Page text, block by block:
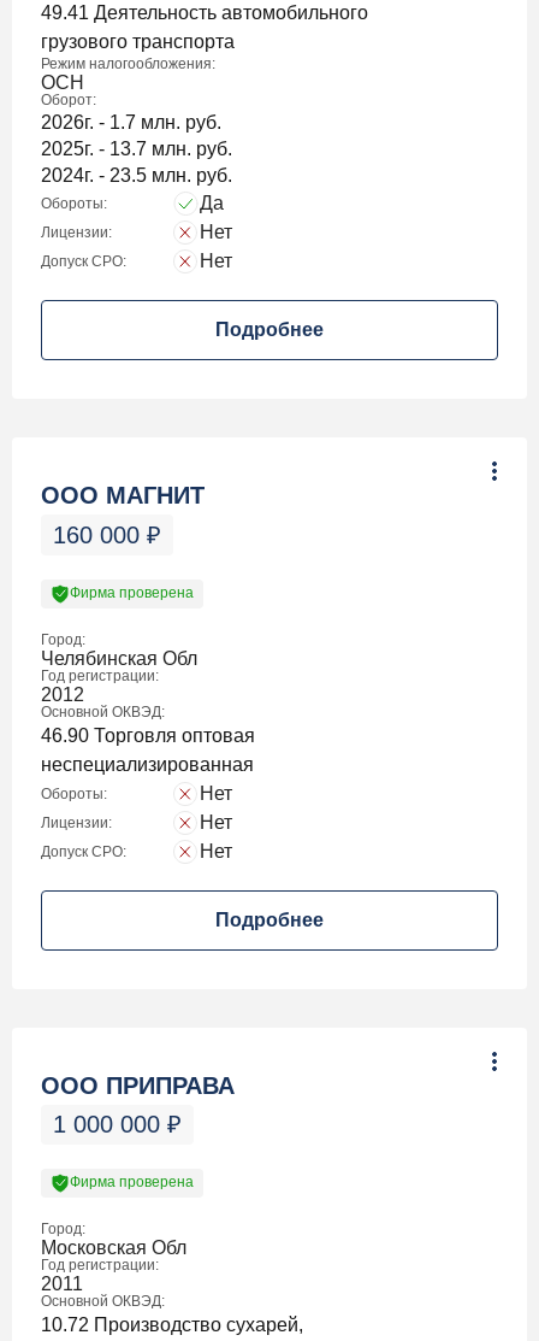
49.41 Деятельность автомобильного
грузового транспорта
Режим налогообложения:
ОСН
Оборот:
2026г. - 1.7 млн. руб.
2025г. - 13.7 млн. руб.
2024г. - 23.5 млн. руб.
Обороты: Да
Лицензии: Нет
Допуск СРО: Нет
Подробнее
ООО МАГНИТ
160 000 ₽
Фирма проверена
Город:
Челябинская Обл
Год регистрации:
2012
Основной ОКВЭД:
46.90 Торговля оптовая
неспециализированная
Обороты: Нет
Лицензии: Нет
Допуск СРО: Нет
Подробнее
ООО ПРИПРАВА
1 000 000 ₽
Фирма проверена
Город:
Московская Обл
Год регистрации:
2011
Основной ОКВЭД:
10.72 Производство сухарей,